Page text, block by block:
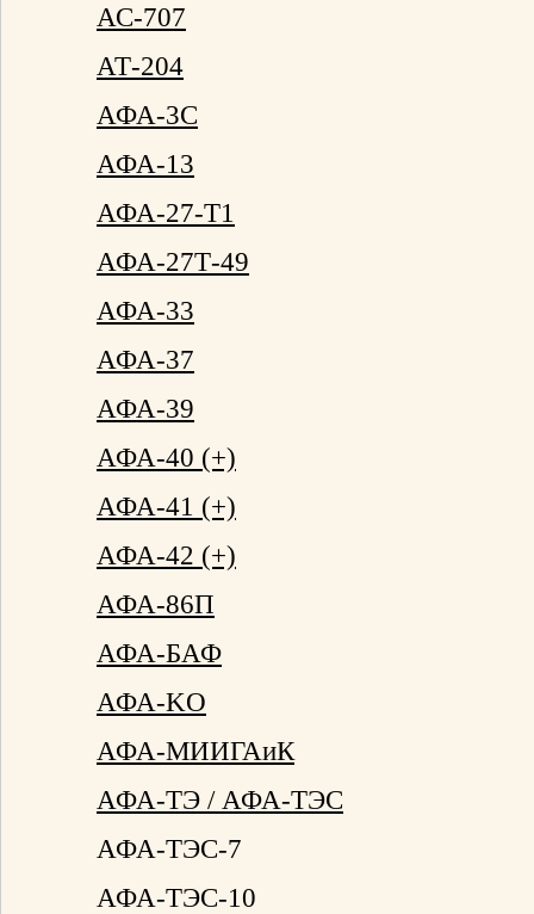
АС-707
АТ-204
АФА-3С
АФА-13
АФА-27-Т1
АФА-27Т-49
АФА-33
АФА-37
АФА-39
АФА-40 (+)
АФА-41 (+)
АФА-42 (+)
АФА-86П
АФА-БАФ
АФА-KO
АФА-МИИГАиК
АФА-ТЭ / АФА-ТЭС
АФА-ТЭС-7
АФА-ТЭС-10